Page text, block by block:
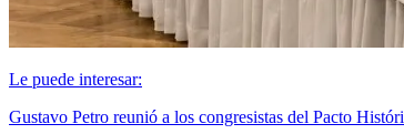
Le puede interesar:
Gustavo Petro reunió a los congresistas del Pacto